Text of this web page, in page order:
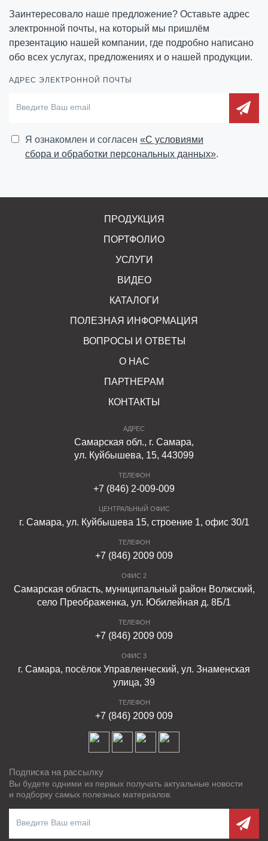
Заинтересовало наше предложение? Оставьте адрес
электронной почты, на который мы пришлём
презентацию нашей компании, где подробно написано
обо всех услугах, предложениях и о нашей продукции.
АДРЕС ЭЛЕКТРОННОЙ ПОЧТЫ
Я ознакомлен и согласен «C условиями
сбора и обработки персональных данных».
ПРОДУКЦИЯ
ПОРТФОЛИО
УСЛУГИ
ВИДЕО
КАТАЛОГИ
ПОЛЕЗНАЯ ИНФОРМАЦИЯ
ВОПРОСЫ И ОТВЕТЫ
О НАС
ПАРТНЕРАМ
КОНТАКТЫ
АДРЕС
Самарская обл., г. Самара,
ул. Куйбышева, 15, 443099
ТЕЛЕФОН
+7 (846) 2-009-009
ЦЕНТРАЛЬНЫЙ ОФИС
г. Самара, ул. Куйбышева 15, строение 1, офис 30/1
ТЕЛЕФОН
+7 (846) 2009 009
ОФИС 2
Самарская область, муниципальный район Волжский,
село Преображенка, ул. Юбилейная д. 8Б/1
ТЕЛЕФОН
+7 (846) 2009 009
ОФИС 3
г. Самара, посёлок Управленческий, ул. Знаменская
улица, 39
ТЕЛЕФОН
+7 (846) 2009 009
Подписка на рассылку
Вы будете одними из первых получать актуальные новости
и подборку самых полезных материалов.